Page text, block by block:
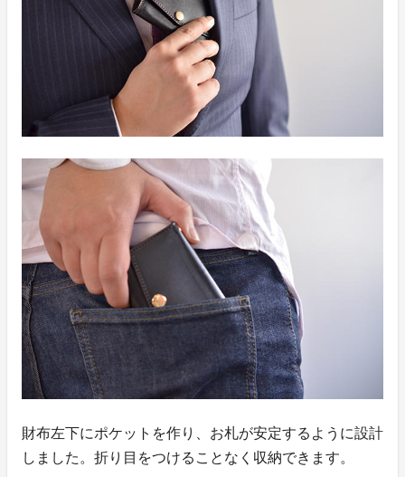
財布左下にポケットを作り、お札が安定するように設計
しました。折り目をつけることなく収納できます。